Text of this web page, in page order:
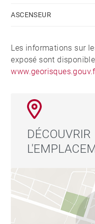
ASCENSEUR
Les informations sur
exposé sont
DÉCOUVRIR